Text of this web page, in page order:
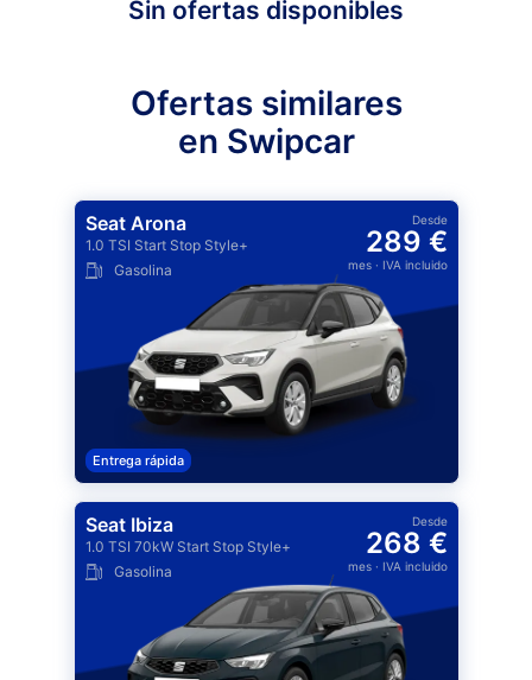
Sin ofertas disponibles
Ofertas similares
en Swipcar
Seat Arona
1.0 TSI Start Stop Style+
Gasolina
Desde
289 €
mes· IVA incluido
Entrega rápida
Seat Ibiza
1.0 TSI 70kW Start Stop Style+
Gasolina
Desde
268 €
mes· IVA incluido